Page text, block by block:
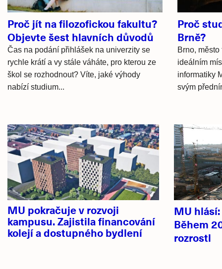
Proč jít na filozofickou fakultu?
Objevte šest hlavních důvodů
Čas na podání přihlášek na univerzity se
rychle krátí a vy stále váháte, pro kterou ze
škol se rozhodnout? Víte, jaké výhody
nabízí studium...
Proč
Brně?
Brno, město
ideálním
informatiky
svým
Hlavní
novinky
MU pokračuje v rozvoji
kampusu. Zajistila financování
kolejí a dostupného bydlení
MU
Během
rozrostl